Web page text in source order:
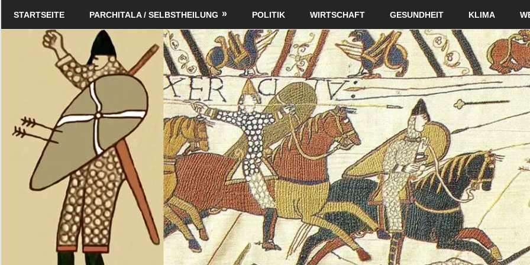
Schildverlag
STARTSEITE PARCHITALA / SELBSTHEILUNG POLITIK WIRTSCHAFT GESUNDHEIT KLIMA